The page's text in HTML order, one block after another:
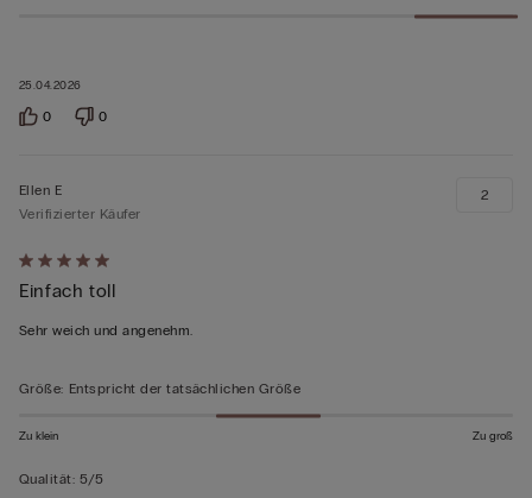
25.04.2026
0 0
Mit
5
von
bewertet
Ellen E
Verifizierter Käufer
Einfach toll
Sehr weich und angenehm.
2
Größe: Entspricht der tatsächlichen Größe
Zu klein Zu groß
Qualität: 5/5